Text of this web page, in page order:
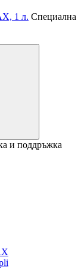
1 л. Специална
и поддръжка